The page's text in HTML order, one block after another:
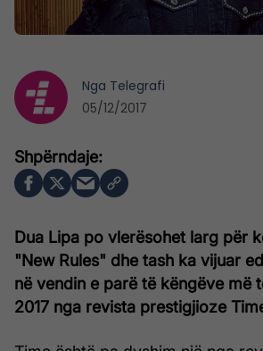
Dua Lipa po vlerësohet larg për
"New Rules" dhe tash ka vijuar
në vendin e parë të këngëve më
2017 nga revista prestigjioze
Nga Telegrafi
05/12/2017